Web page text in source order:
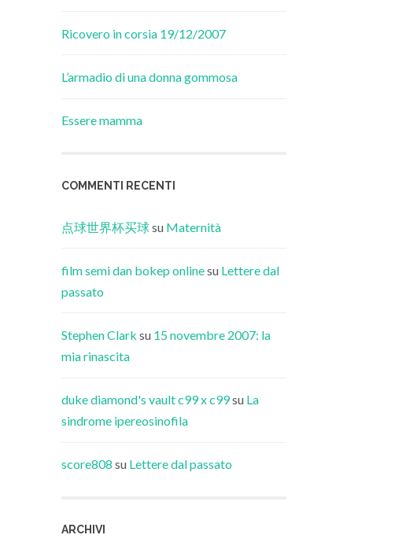
Ricovero in corsia 19/12/2007
L’armadio di una donna gommosa
Essere mamma
COMMENTI RECENTI
点球世界杯买球su Maternità
film semi dan bokep onlinesu Lettere dal
passato
Stephen Clark su 15 novembre 2007: la
mia rinascita
duke diamond's vault c99 x c99su La
sindrome ipereosinofila
score808 su Lettere dal passato
ARCHIVI